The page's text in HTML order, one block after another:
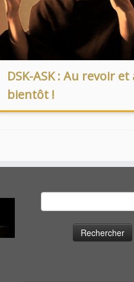
DSK-ASK : Au revoir et
bientôt !